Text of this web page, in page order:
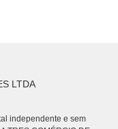
LTDA
independente e sem